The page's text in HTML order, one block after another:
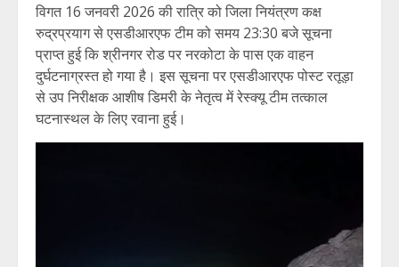
विगत 16 जनवरी 2026 की रात्रि को जिला नियंत्रण कक्ष
रुद्रप्रयाग से एसडीआरएफ टीम को समय 23:30 बजे सूचना
प्राप्त हुई कि श्रीनगर रोड पर नरकोटा के पास एक वाहन
दुर्घटनाग्रस्त हो गया है। इस सूचना पर एसडीआरएफ पोस्ट रतूड़ा
से उप निरीक्षक आशीष डिमरी के नेतृत्व में रेस्क्यू टीम तत्काल
घटनास्थल के लिए रवाना हुई।